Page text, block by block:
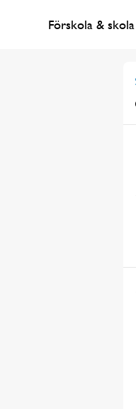
Förskola & skola